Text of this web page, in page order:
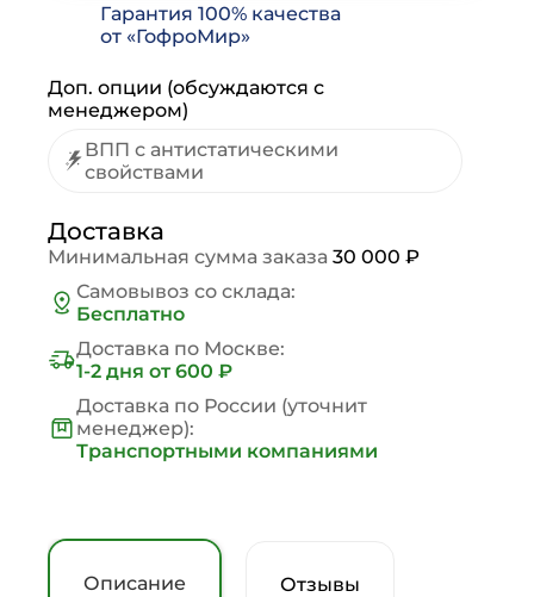
Гарантия 100% качества
от «ГофроМир»
Доп. опции (обсуждаются с
менеджером)
ВПП с антистатическими
свойствами
Доставка
Минимальная сумма заказа 30 000 ₽
Самовывоз со склада:
Бесплатно
Доставка по Москве:
1-2 дня от 600 ₽
Доставка по России (уточнит
менеджер):
Транспортными компаниями
Описание Отзывы